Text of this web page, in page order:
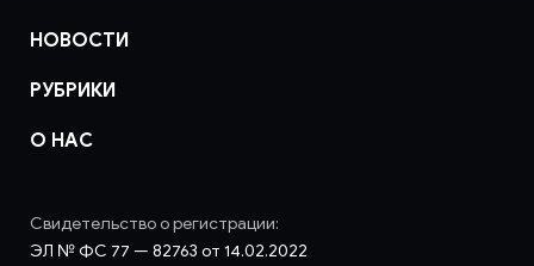
НОВОСТИ
РУБРИКИ
О НАС
Свидетельство о регистрации:
ЭЛ № ФС 77 — 82763 от 14.02.2022